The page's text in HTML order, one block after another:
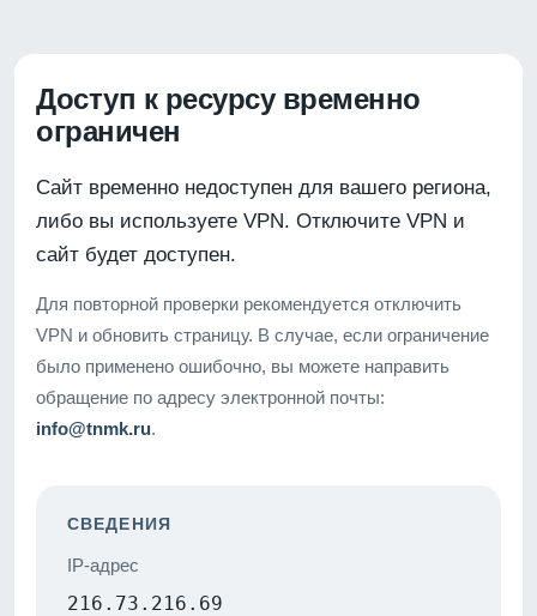
Доступ к ресурсу временно
ограничен
Сайт временно недоступен для вашего региона,
либо вы используете VPN. Отключите VPN и
сайт будет доступен.
Для повторной проверки рекомендуется отключить
VPN и обновить страницу. В случае, если ограничение
было применено ошибочно, вы можете направить
обращение по адресу электронной почты:
info@tnmk.ru.
СВЕДЕНИЯ
IP-адрес
216.73.216.69